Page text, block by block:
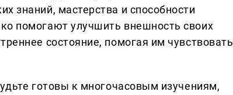
знаний, мастерства и способности
помогают улучшить внешность своих
состояние, помогая им чувствовать
готовы к многочасовым изучениям,